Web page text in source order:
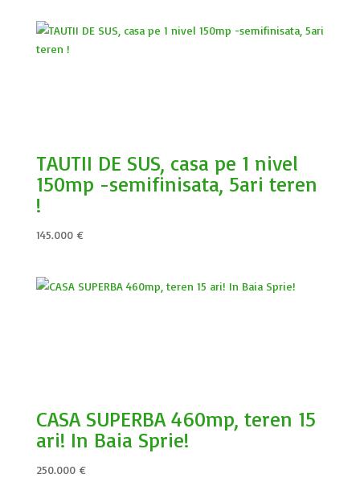
fost:
60.000 €.
TAUTII DE SUS, casa pe 1 nivel
150mp -semifinisata, 5ari teren
!
145.000€
CASA SUPERBA 460mp, teren 15
ari! In Baia Sprie!
250.000€